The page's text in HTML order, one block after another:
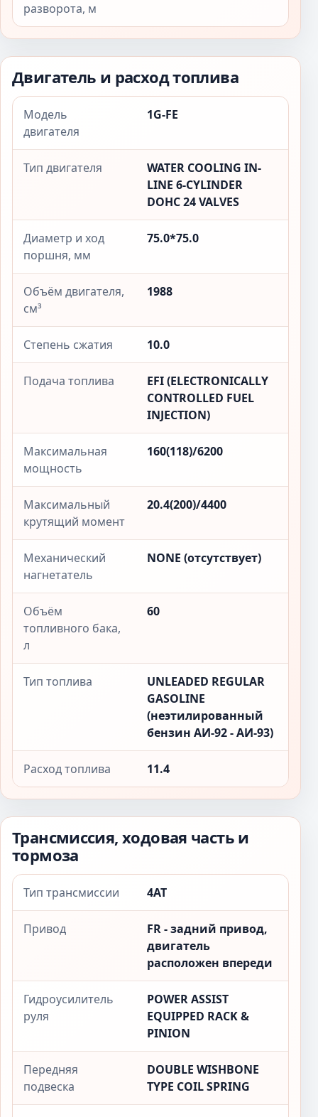
разворота, м
Двигатель и расход топлива
Модель
двигателя
1G-FE
Тип двигателя
WATER COOLING IN-
LINE 6-CYLINDER
DOHC 24 VALVES
Диаметр и ход
поршня, мм
75.0*75.0
Объём двигателя,
см³
1988
Степень сжатия 10.0
Подача топлива
EFI (ELECTRONICALLY
CONTROLLED FUEL
INJECTION)
Максимальная
мощность
160(118)/6200
Максимальный
крутящий момент
20.4(200)/4400
Механический
нагнетатель
NONE (отсутствует)
Объём
топливного бака,
л
60
Тип топлива
UNLEADED REGULAR
GASOLINE
(неэтилированный
бензин АИ-92 - АИ-93)
Расход топлива 11.4
Трансмиссия, ходовая часть и
тормоза
Тип трансмиссии 4AT
Привод
FR - задний привод,
двигатель
расположен впереди
Гидроусилитель
руля
POWER ASSIST
EQUIPPED RACK &
PINION
Передняя
подвеска
DOUBLE WISHBONE
TYPE COIL SPRING